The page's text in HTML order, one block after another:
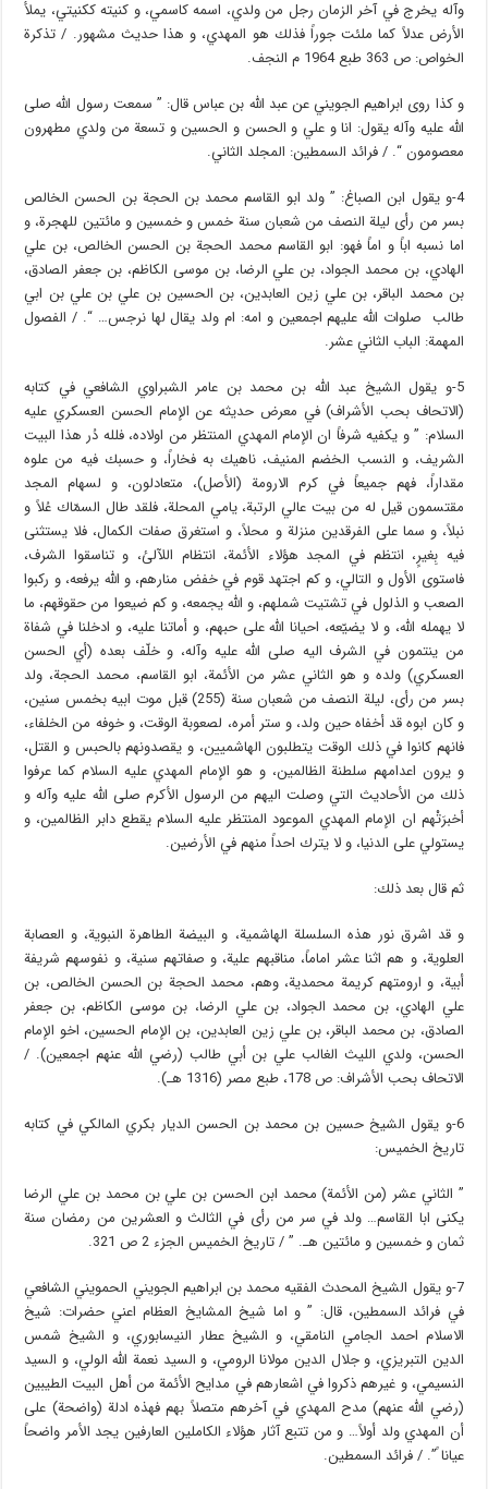
وآله يخرج في آخر الزمان رجل من ولدي، اسمه كاسمي، و كنيته ككنيتي، يملأ
الأرض عدلاً كما ملئت جوراً فذلك هو المهدي، و هذا حديث مشهور. / تذكرة
الخواص: ص 363 طبع 1964 م النجف.
و كذا روى ابراهيم الجويني عن عبد الله بن عباس قال: ” سمعت رسول الله صلى
الله عليه وآله يقول: انا و علي و الحسن و الحسين و تسعة من ولدي مطهرون
معصومون “. / فرائد السمطين: المجلد الثاني.
4-و يقول ابن الصباغ: ” ولد ابو القاسم محمد بن الحجة بن الحسن الخالص
بسر من رأى ليلة النصف من شعبان سنة خمس و خمسين و مائتين للهجرة، و
اما نسبه اباً و اماً فهو: ابو القاسم محمد الحجة بن الحسن الخالص، بن علي
الهادي، بن محمد الجواد، بن علي الرضا، بن موسى الكاظم، بن جعفر الصادق،
بن محمد الباقر، بن علي زين العابدين، بن الحسين بن علي بن علي بن ابي
طالب صلوات الله عليهم اجمعين و امه: ام ولد يقال لها نرجس… “. / الفصول
المهمة: الباب الثاني عشر.
5-و يقول الشيخ عبد الله بن محمد بن عامر الشبراوي الشافعي في كتابه
(الاتحاف بحب الأشراف) في معرض حديثه عن الإمام الحسن العسكري عليه
السلام: ” و يكفيه شرفاً ان الإمام المهدي المنتظر من اولاده، فلله دُر هذا البيت
الشريف، و النسب الخضم المنيف، ناهيك به فخاراً، و حسبك فيه من علوه
مقداراً، فهم جميعاً في كرم الارومة (الأصل)، متعادلون، و لسهام المجد
مقتسمون قيل له من بيت عالي الرتبة، يامي المحلة، فلقد طال السمّاك عُلاً و
نبلاً، و سما على الفرقدين منزلة و محلاً، و استغرق صفات الكمال، فلا يستثنى
فيه بِغيرٍ، انتظم في المجد هؤلاء الأئمة، انتظام اللآلئ، و تناسقوا الشرف،
فاستوى الأول و التالي، و كم اجتهد قوم في خفض منارهم، و الله يرفعه، و ركبوا
الصعب و الذلول في تشتيت شملهم، و الله يجمعه، و كم ضيعوا من حقوقهم، ما
لا يهمله الله، و لا يضيّعه، احيانا الله على حبهم، و أماتنا عليه، و ادخلنا في شفاة
من ينتمون في الشرف اليه صلى الله عليه وآله، و خلّف بعده (أي الحسن
العسكري) ولده و هو الثاني عشر من الأئمة، ابو القاسم، محمد الحجة، ولد
بسر من رأى، ليلة النصف من شعبان سنة (255) قبل موت ابيه بخمس سنين،
و كان ابوه قد أخفاه حين ولد، و ستر أمره، لصعوبة الوقت، و خوفه من الخلفاء،
فانهم كانوا في ذلك الوقت يتطلبون الهاشميين، و يقصدونهم بالحبس و القتل،
و يرون اعدامهم سلطنة الظالمين، و هو الإمام المهدي عليه السلام كما عرفوا
ذلك من الأحاديث التي وصلت اليهم من الرسول الأكرم صلى الله عليه وآله و
أخبرَتْهم ان الإمام المهدي الموعود المنتظر عليه السلام يقطع دابر الظالمين، و
يستولي على الدنيا، و لا يترك احداً منهم في الأرضين.
ثم قال بعد ذلك:
و قد اشرق نور هذه السلسلة الهاشمية، و البيضة الطاهرة النبوية، و العصابة
العلوية، و هم اثنا عشر اماماً، مناقبهم علية، و صفاتهم سنية، و نفوسهم شريفة
أبية، و ارومتهم كريمة محمدية، وهم، محمد الحجة بن الحسن الخالص، بن
علي الهادي، بن محمد الجواد، بن علي الرضا، بن موسى الكاظم، بن جعفر
الصادق، بن محمد الباقر، بن علي زين العابدين، بن الإمام الحسين، اخو الإمام
الحسن، ولدي الليث الغالب علي بن أبي طالب (رضي الله عنهم اجمعين). /
الاتحاف بحب الأشراف: ص 178، طبع مصر (1316 هـ).
6-و يقول الشيخ حسين بن محمد بن الحسن الديار بكري المالكي في كتابه
تاريخ الخميس:
” الثاني عشر (من الأئمة) محمد ابن الحسن بن علي بن محمد بن علي الرضا
يكنى ابا القاسم… ولد في سر من رأى في الثالث و العشرين من رمضان سنة
ثمان و خمسين و مائتين هـ. ” / تاريخ الخميس الجزء 2 ص 321.
7-و يقول الشيخ المحدث الفقيه محمد بن ابراهيم الجويني الحمويني الشافعي
في فرائد السمطين، قال: ” و اما شيخ المشايخ العظام اعني حضرات: شيخ
الاسلام احمد الجامي النامقي، و الشيخ عطار النيسابوري، و الشيخ شمس
الدين التبريزي، و جلال الدين مولانا الرومي، و السيد نعمة الله الولي، و السيد
النسيمي، و غيرهم ذكروا في اشعارهم في مدايح الأئمة من أهل البيت الطيبين
(رضي الله عنهم) مدح المهدي في آخرهم متصلاً بهم فهذه ادلة (واضحة) على
أن المهدي ولد أولاً… و من تتبع آثار هؤلاء الكاملين العارفين يجد الأمر واضحاً
عيانا ً”. / فرائد السمطين.